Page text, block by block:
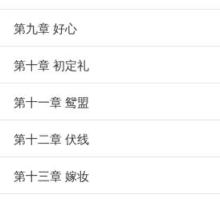
第九章 好心
第十章 初定礼
第十一章 鸳盟
第十二章 伏线
第十三章 嫁妆